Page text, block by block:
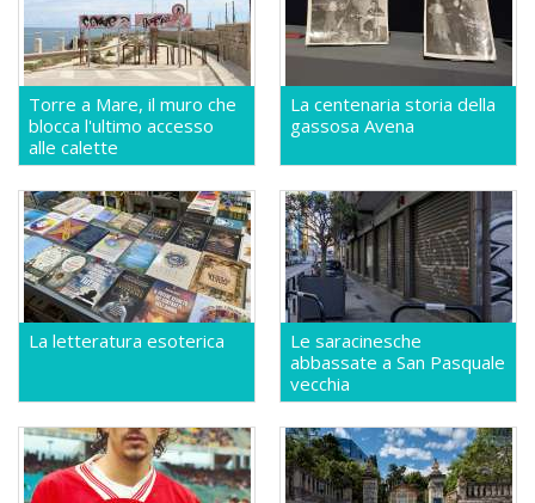
Torre a Mare, il muro che
blocca l'ultimo accesso
alle calette
La centenaria storia della
gassosa Avena
La letteratura esoterica
Le saracinesche
abbassate a San Pasquale
vecchia